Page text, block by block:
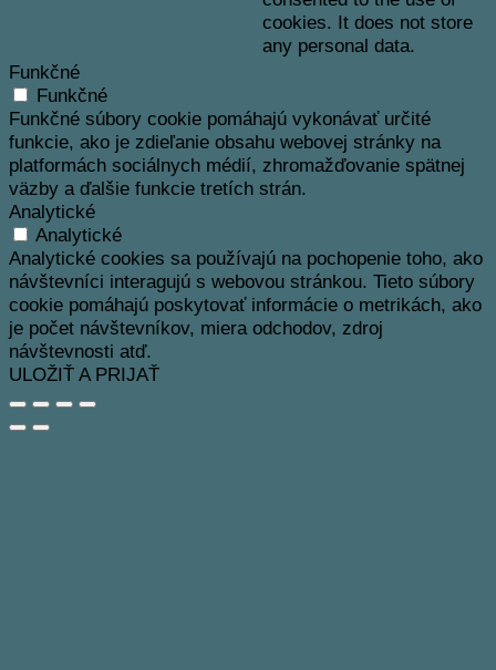
cookies. It does not store
any personal data.
Funkčné
Funkčné
Funkčné súbory cookie pomáhajú vykonávať určité
funkcie, ako je zdieľanie obsahu webovej stránky na
platformách sociálnych médií, zhromažďovanie spätnej
väzby a ďalšie funkcie tretích strán.
Analytické
Analytické
Analytické cookies sa používajú na pochopenie toho, ako
návštevníci interagujú s webovou stránkou. Tieto súbory
cookie pomáhajú poskytovať informácie o metrikách, ako
je počet návštevníkov, miera odchodov, zdroj
návštevnosti atď.
ULOŽIŤ A PRIJAŤ